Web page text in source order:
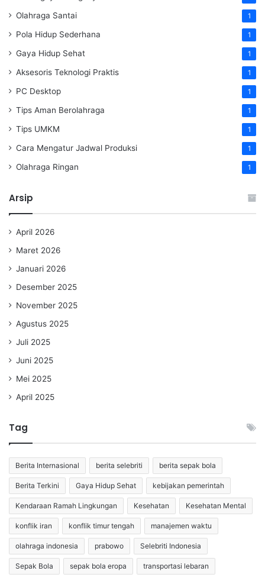
Olahraga Santai 1
Pola Hidup Sederhana 1
Gaya Hidup Sehat 1
Aksesoris Teknologi Praktis 1
PC Desktop 1
Tips Aman Berolahraga 1
Tips UMKM 1
Cara Mengatur Jadwal Produksi 1
Olahraga Ringan 1
Arsip
April 2026
Maret 2026
Januari 2026
Desember 2025
November 2025
Agustus 2025
Juli 2025
Juni 2025
Mei 2025
April 2025
Tag
Berita Internasional berita selebriti berita sepak bola
Berita Terkini Gaya Hidup Sehat kebijakan pemerintah
Kendaraan Ramah Lingkungan Kesehatan Kesehatan Mental
konflik iran konflik timur tengah manajemen waktu
olahraga indonesia prabowo Selebriti Indonesia
Sepak Bola sepak bola eropa transportasi lebaran